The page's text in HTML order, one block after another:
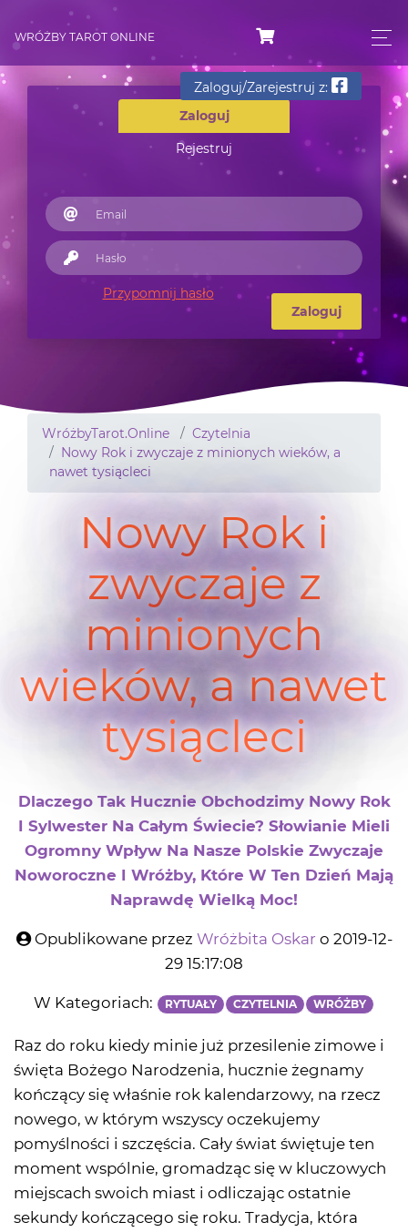
WRÓŻBY TAROT ONLINE
Zaloguj
Rejestruj
Zaloguj/Zarejestruj z:
Przypomnij hasło
Zaloguj
WróżbyTarot.Online
Czytelnia
Nowy Rok i zwyczaje z minionych wieków, a
nawet tysiącleci
Nowy Rok i
zwyczaje z
minionych
wieków, a nawet
tysiącleci
Dlaczego Tak Hucznie Obchodzimy Nowy Rok
I Sylwester Na Całym Świecie? Słowianie Mieli
Ogromny Wpływ Na Nasze Polskie Zwyczaje
Noworoczne I Wróżby, Które W Ten Dzień Mają
Naprawdę Wielką Moc!
Opublikowane przez Wróżbita Oskar o 2019-12-
29 15:17:08
W Kategoriach: RYTUAŁY CZYTELNIA WRÓŻBY
Raz do roku kiedy minie już przesilenie zimowe i
święta Bożego Narodzenia, hucznie żegnamy
kończący się właśnie rok kalendarzowy, na rzecz
nowego, w którym wszyscy oczekujemy
pomyślności i szczęścia. Cały świat świętuje ten
moment wspólnie, gromadząc się w kluczowych
miejscach swoich miast i odliczając ostatnie
sekundy kończącego się roku. Tradycja, która